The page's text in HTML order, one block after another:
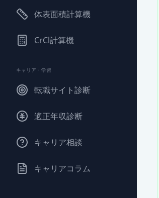
体表面積計算機
CrCl計算機
キャリア・学習
転職サイト診断
適正年収診断
キャリア相談
キャリアコラム